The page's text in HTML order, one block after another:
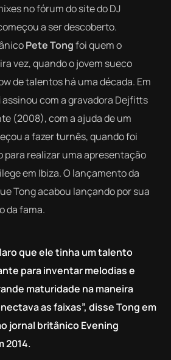
no fórum do site do DJ
a ser descoberto.
Pete Tongfoi quem o
vez, quando o jovem sueco
de talentos há uma década. Em
assinou com a gravadora Dejfitts
(2008), com a ajuda de um
a fazer turnês, quando foi
para realizar uma apresentação
em Ibiza. O lançamento da
Tong acabou lançando por sua
da fama.
que ele tinha um talento
para inventar melodias e
maturidade na maneira
as faixas”, disse Tong em
jornal britânico Evening
2014.